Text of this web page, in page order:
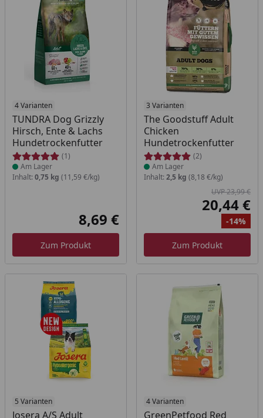
4 Varianten
TUNDRA Dog Grizzly
Hirsch, Ente & Lachs
Hundetrockenfutter
(1)
Produkt am Lager
Am Lager
Inhalt: 0,75 kg (11,59 €/kg)
Aktueller Preis
8,69 €
Zum Produkt
3 Varianten
The Goodstuff Adult
Chicken
Hundetrockenfutter
(2)
Produkt am Lager
Am Lager
Inhalt: 2,5 kg (8,18 €/kg)
UVP 23,99 €
20,44 €
-14%
Zum Produkt
5 Varianten
Josera A/S Adult
Produkt am Lager 4 Varianten
GreenPetfood Red
Produkt am Lager